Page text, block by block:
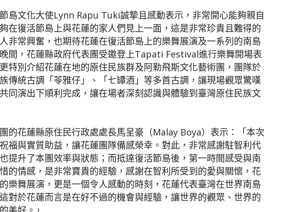
島文化大使Lynn Rapu Tuki誠摯且感動表示，非常開心能夠親自
在復活節島上與花蓮的家人們見上一面，這是非常珍貴且難得的
非常興奮，也期待花蓮在復活節島上的樂舞展演及一系列的南島
間，花蓮縣政府代表團受邀登上Tapati Festival進行樂舞開場表
特別介紹花蓮在地的原住民族群及阿勒飛斯文化藝術團，團隊於
傳統古調「苓雅仔」、「七罈酒」等多首古調，讓現場觀眾驚嘆
同演出下順利完成，讓在場者深刻認識與體驗到臺灣原住民族文
的花蓮縣原住民行政處處長馬呈豪（Malay Boya）表示：「本次
福與實質助益，讓花蓮團隊備感榮幸。對此，非常感謝駐智利代
提升了本團效率與狀態；而抵達復活節島後，第一時間感受與南
的情感，是非常寶貴的經驗，感謝在智利所受到的愛與關懷，花
樂舞展演，更是一個令人感動的時刻，花蓮代表臺灣在世界南島
對於花蓮而言是在好不過的機會與經驗，讓世界的觀眾、世界的